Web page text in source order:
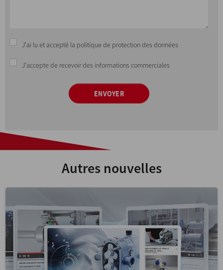
J'ai lu et accepté la politique de protection des données
J'accepte de recevoir des informations commerciales
ENVOYER
Autres nouvelles